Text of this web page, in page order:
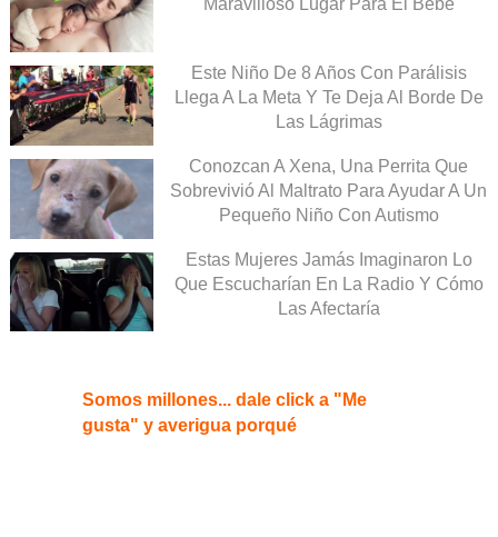
Maravilloso Lugar Para El Bebé
Este Niño De 8 Años Con Parálisis
Llega A La Meta Y Te Deja Al Borde De
Las Lágrimas
Conozcan A Xena, Una Perrita Que
Sobrevivió Al Maltrato Para Ayudar A Un
Pequeño Niño Con Autismo
Estas Mujeres Jamás Imaginaron Lo
Que Escucharían En La Radio Y Cómo
Las Afectaría
Somos millones... dale click a "Me
gusta" y averigua porqué